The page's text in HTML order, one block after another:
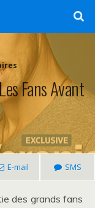
Fans Avant
E-mail SMS
des grands fans